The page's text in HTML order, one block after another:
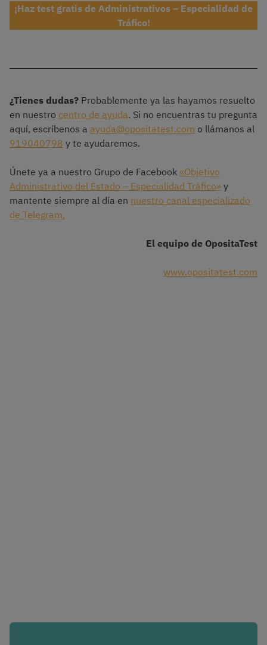
¡Haz test gratis de Administrativos – Especialidad de
Tráfico!
¿Tienes dudas? Probablemente ya las hayamos resuelto
en nuestro centro de ayuda. Si no encuentras tu pregunta
aquí, escríbenos a ayuda@opositatest.com o llámanos al
919040798 y te ayudaremos.
Únete ya a nuestro Grupo de Facebook «Objetivo
Administrativo del Estado – Especialidad Tráfico» y
mantente siempre al día en nuestro canal especializado
de Telegram.
El equipo de OpositaTest
www.opositatest.com